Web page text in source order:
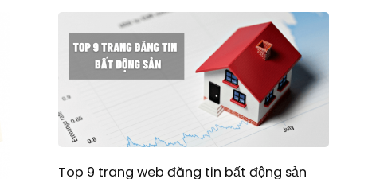
Top 9 trang web đăng tin bất động sản